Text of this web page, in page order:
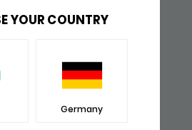
YOUR COUNTRY
Germany
GEKOCHT